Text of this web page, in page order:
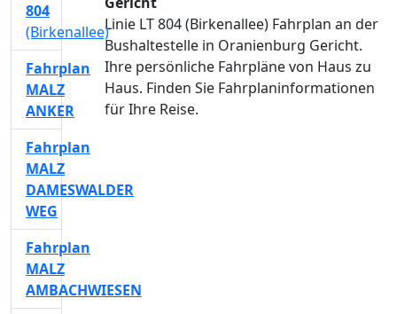
Linie LT 804 (Birkenallee) Fahrplan an der
Bushaltestelle in Oranienburg Gericht.
Ihre persönliche Fahrpläne von Haus zu
Haus. Finden Sie Fahrplaninformationen
für Ihre Reise.
804
(Birkenallee)
Fahrplan
MALZ
ANKER
Fahrplan
MALZ
DAMESWALDER
WEG
Fahrplan
MALZ
AMBACHWIESEN